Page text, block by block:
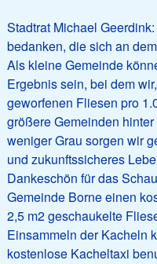
Stadtrat Michael
bedanken, die sich an
Als kleine Gemeinde
Ergebnis sein, bei dem
geworfenen Fliesen pro
größere Gemeinden
weniger Grau sorgen wir
und zukunftssicheres
Dankeschön für das
Gemeinde Borne einen
2,5 m2 geschaukelte
Einsammeln der Kacheln
kostenlose Kacheltaxi